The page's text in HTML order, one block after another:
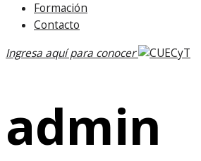
Formación
Contacto
Ingresa aquí para conocer
admin